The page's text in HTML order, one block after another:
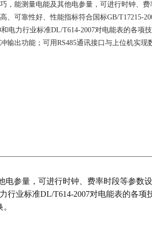
，能测量电能及其他电参量，可进行时钟、费
、可靠性好、性能指标符合国标GB/T17215-
和电力行业标准DL/T614-2007对电能表的各项技
输出功能；可用RS485通讯接口与上位机实现
电参量，可进行时钟、费率时段等参数
行业标准DL/T614-2007对电能表的各项